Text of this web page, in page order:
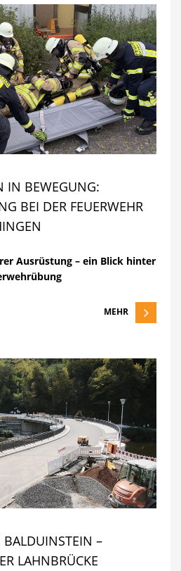
IN BEWEGUNG:
BEI DER FEUERWEHR
Ausrüstung – ein Blick hinter
MEHR
BALDUINSTEIN –
LAHNBRÜCKE